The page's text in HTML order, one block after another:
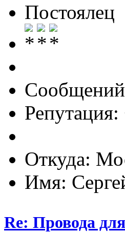
Постоялец
Откуда:
Имя:
Re: Провода